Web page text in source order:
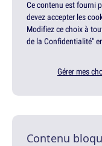
Ce contenu est fourni
devez accepter les
Modifiez ce choix à
de la Confidentialité"
Gérer mes
Contenu